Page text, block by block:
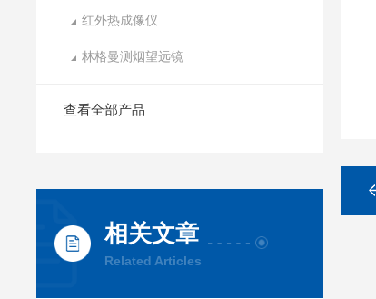
红外热成像仪
林格曼测烟望远镜
查看全部产品
相关文章
Related Articles